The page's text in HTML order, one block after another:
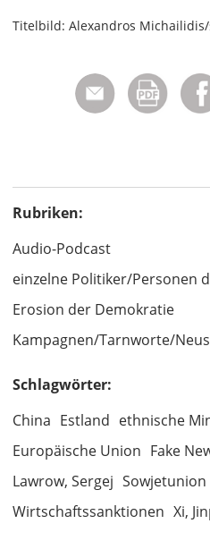
Titelbild: Alexandros
Rubriken:
Audio-Podcast
einzelne Politiker/Personen
Erosion der Demokratie
Kampagnen/Tarnworte/
Schlagwörter:
China Estland ethnische
Europäische Union Fake
Lawrow, Sergej Sowjetunion
Wirtschaftssanktionen Xi,